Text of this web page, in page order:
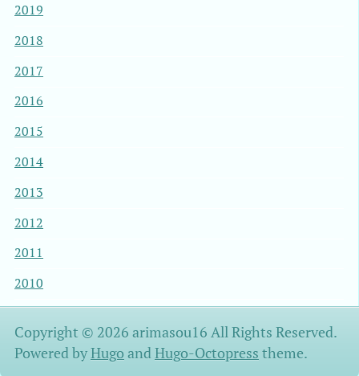
2019
2018
2017
2016
2015
2014
2013
2012
2011
2010
Copyright © 2026 arimasou16 All Rights Reserved.
Powered byHugo andHugo-Octopress theme.